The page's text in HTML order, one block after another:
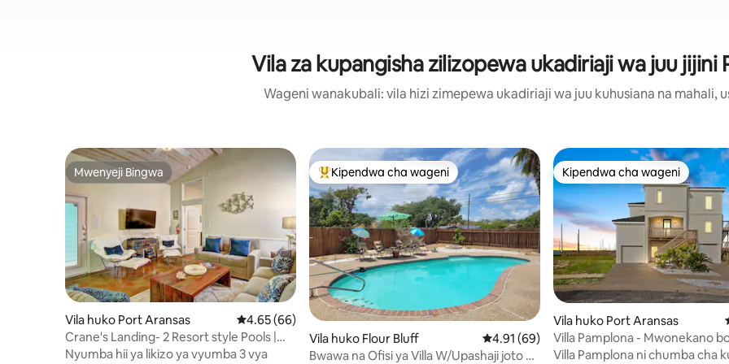
Vila za kupangisha zilizopewa ukadiriaji wa juu jijini
Wageni wanakubali: vila hizi zimepewa ukadiriaji wa juu kuhusiana na mahali,
Mwenyeji Bingwa
Mwenyeji Bingwa
Vila huko Port Aransas Ukadiriaji wa wastani wa 4.65 kati ya 5, tathmini 66
4.65 (66)
Crane's Landing- 2 Resort style Pools |
Playground
Nyumba hii ya likizo ya vyumba 3 vya
Kipendwa maarufu cha wageni
Kipendwa cha wageni
Vila huko Flour Bluff Ukadiriaji wa wastani wa 4.91 kati ya 5,
4.91 (69)
Bwawa na Ofisi ya Villa W/Upashaji joto na
Kipendwa cha wageni
Kipendwa cha wageni
Vila huko Port Aransas
Villa Pamplona - Mwonekano
Ghuba na Ziwa la Kibinafsi
Villa Pamplona ni chumba cha